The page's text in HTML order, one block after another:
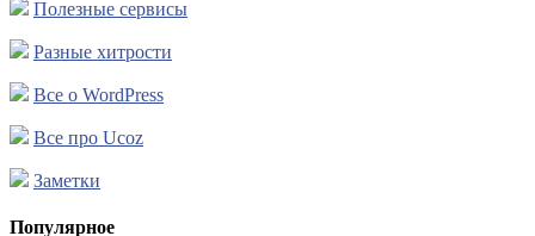
Полезные сервисы
Разные хитрости
Все о WordPress
Все про Ucoz
Заметки
Популярное